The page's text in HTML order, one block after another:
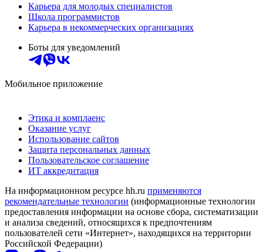
Карьера для молодых специалистов
Школа программистов
Карьера в некоммерческих организациях
Боты для уведомлений
Мобильное приложение
Этика и комплаенс
Оказание услуг
Использование сайтов
Защита персональных данных
Пользовательское соглашение
ИТ аккредитация
На информационном ресурсе hh.ru применяются
рекомендательные технологии (информационные технологии
предоставления информации на основе сбора, систематизации
и анализа сведений, относящихся к предпочтениям
пользователей сети «Интернет», находящихся на территории
Российской Федерации)